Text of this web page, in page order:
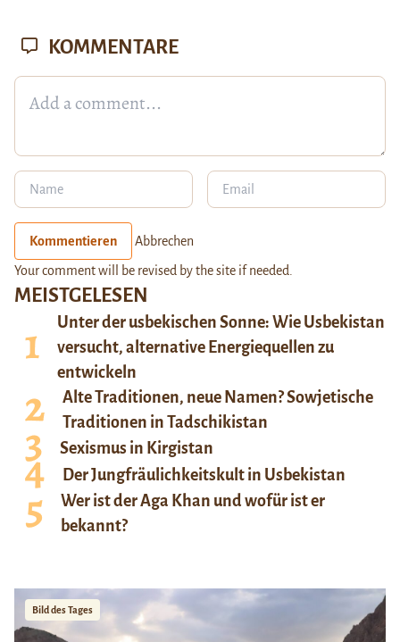
MEISTGELESEN
Unter der usbekischen Sonne: Wie Usbekistan
versucht, alternative Energiequellen zu
entwickeln
Alte Traditionen, neue Namen? Sowjetische
Traditionen in Tadschikistan
Sexismus in Kirgistan
Der Jungfräulichkeitskult in Usbekistan
Wer ist der Aga Khan und wofür ist er
bekannt?
Bild des Tages
KOMMENTARE
Kommentieren Abbrechen
Your comment will be revised by the site if needed.